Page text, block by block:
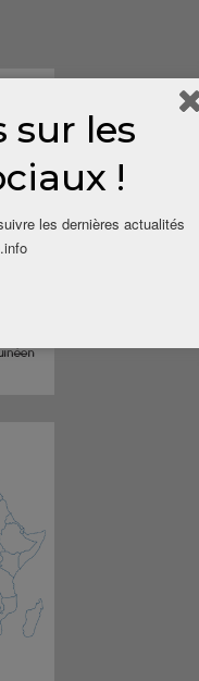
sur les
!
les dernières actualités